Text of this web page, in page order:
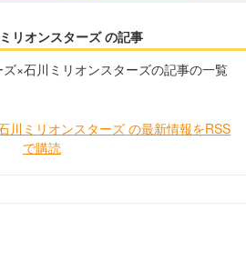
リオンスターズ の記事
×石川ミリオンスターズの記事の一覧
川ミリオンスターズ の最新情報をRSS
で購読